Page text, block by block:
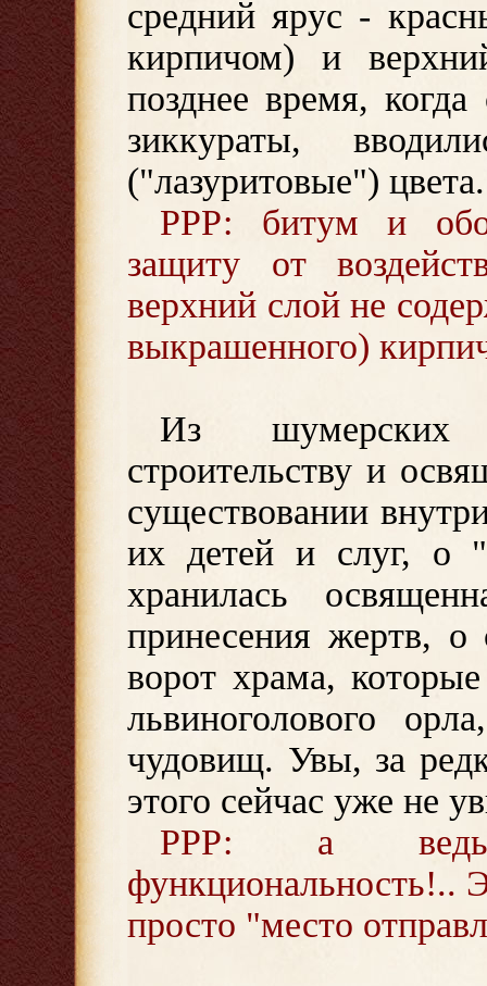
средний ярус -
кирпичом) и
позднее время,
зиккураты,
("лазуритовые") цвета.
РРР: битум и
защиту от
верхний слой не
выкрашенного)
Из шумерских
строительству и
существовании
их детей и слуг, о
хранилась
принесения жертв, о
ворот храма,
львиноголового
чудовищ. Увы, за
этого сейчас уже не
РРР: а ведь
функциональность!..
просто "место